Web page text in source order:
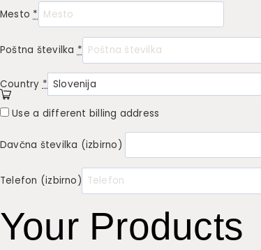
Mesto *
Poštna številka *
Country *
Use a different billing address
Davčna številka (izbirno)
Telefon (izbirno)
Your Products